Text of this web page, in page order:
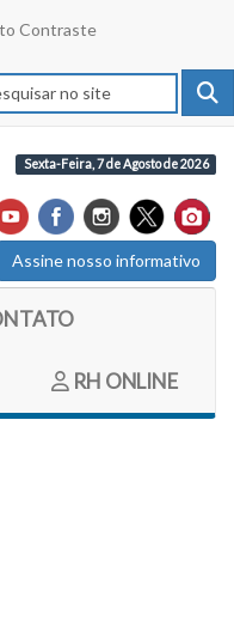
Contraste
Sexta-Feira, 7 de Agosto de 2026
Assine nosso informativo
com informações LGPD)
RH ONLINE